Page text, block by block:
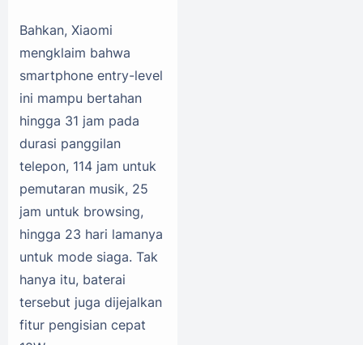
Bahkan, Xiaomi
mengklaim bahwa
smartphone entry-level
ini mampu bertahan
hingga 31 jam pada
durasi panggilan
telepon, 114 jam untuk
pemutaran musik, 25
jam untuk browsing,
hingga 23 hari lamanya
untuk mode siaga. Tak
hanya itu, baterai
tersebut juga dijejalkan
fitur pengisian cepat